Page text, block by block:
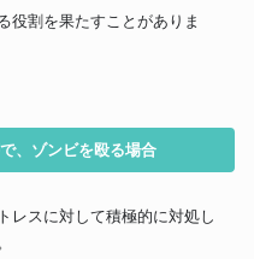
役割を果たすことがありま
、ゾンビを殴る場合
レスに対して積極的に対処し